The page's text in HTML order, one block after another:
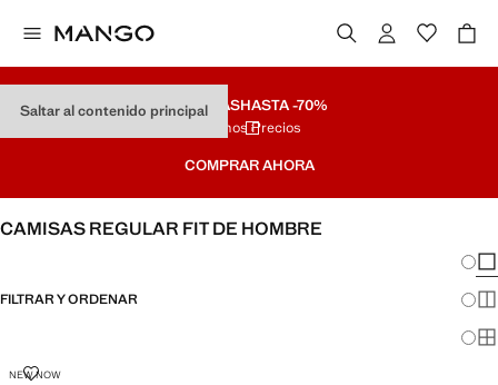
Saltar al contenido principal
REBAJASHASTA -70%
Últimos Precios
COMPRAR AHORA
CAMISAS REGULAR FIT DE HOMBRE
FILTRAR Y ORDENAR
NEW NOWCAMISA REGULAR FIT 100% LINO